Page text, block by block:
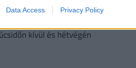
Data Access Privacy Policy
pár napig lehet
kívül és hétvégén